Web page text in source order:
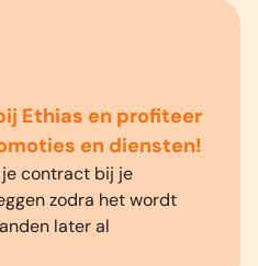
Ethias en profiteer
en diensten!
je contract bij je
zodra het wordt
later al